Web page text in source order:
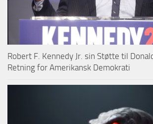
Robert F. Kennedy Jr. sin Støtte til
Retning for Amerikansk Demokrati